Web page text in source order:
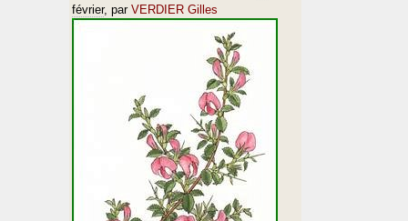
février, par VERDIER Gilles